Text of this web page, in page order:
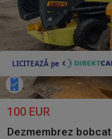
100 EUR
Dezmembrez